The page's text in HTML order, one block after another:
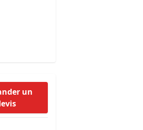
un